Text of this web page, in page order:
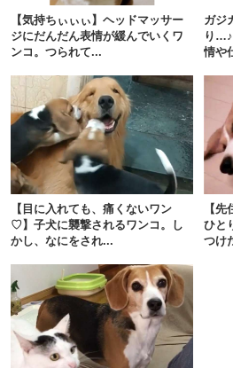
【気持ちぃぃぃ】ヘッドマッサー
ジにだんだん表情が緩んでいくワ
ンコ。つられて...
ガジ
り…♪
情や
【目に入れても、痛くないワン
♡】子犬に襲撃されるワンコ。し
かし、なにをされ...
【
ひと
つけ